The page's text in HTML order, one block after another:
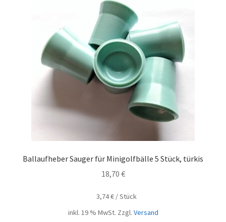
Ballaufheber Sauger für Minigolfbälle 5 Stück, türkis
18,70 €
3,74€ /Stück
inkl. 19 % MwSt. Zzgl. Versand